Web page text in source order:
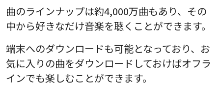
曲のラインナップは約4,000万曲もあり、その
中から好きなだけ音楽を聴くことができます。
端末へのダウンロードも可能となっており、お
気に入りの曲をダウンロードしておけばオフラ
インでも楽しむことができます。